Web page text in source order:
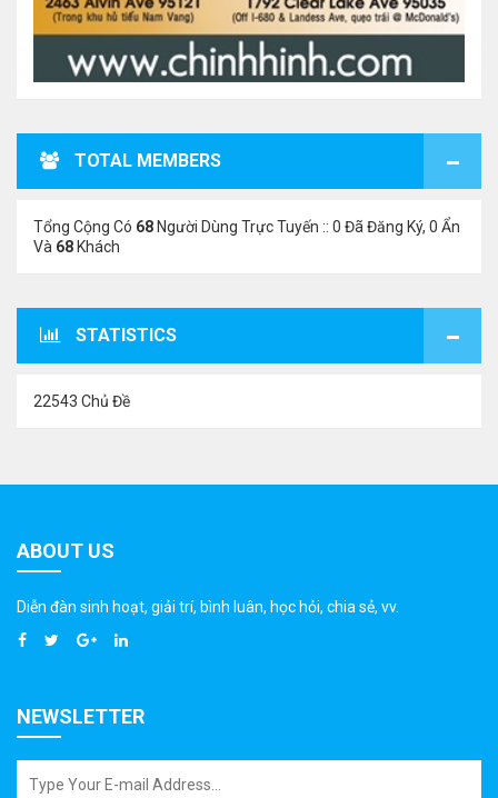
TOTAL MEMBERS
Tổng Cộng Có 68 Người Dùng Trực Tuyến :: 0 Đã Đăng Ký, 0 Ẩn
Và 68 Khách
STATISTICS
22543 Chủ Đề
ABOUT US
Diễn đàn sinh hoạt, giải trí, bình luân, học hỏi, chia sẻ, vv.
NEWSLETTER